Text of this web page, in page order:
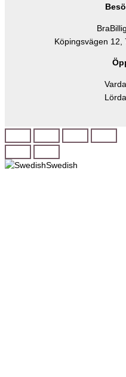
Köpingsvägen 12,
Swedish